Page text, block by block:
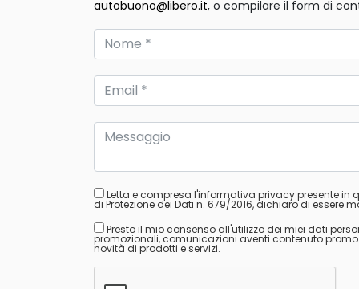
autobuono@libero.it, o compilare il form di
Letta e compresa l'informativa privacy presente in
di Protezione dei Dati n. 679/2016, dichiaro di essere
Presto il mio consenso all'utilizzo dei miei dati
promozionali, comunicazioni aventi contenuto
novità di prodotti e servizi.